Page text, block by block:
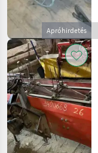
Apróhirdetés